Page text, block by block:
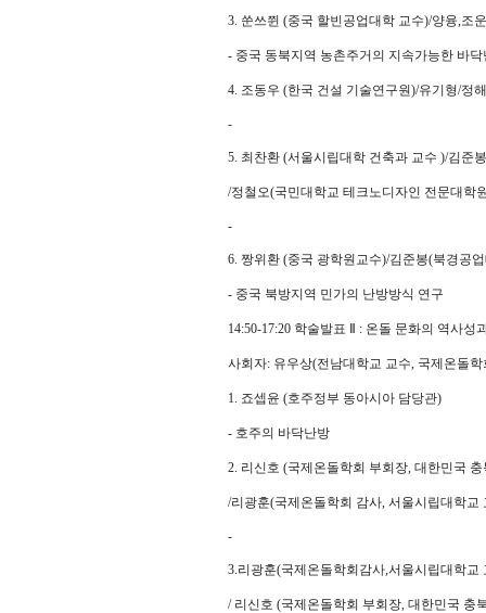
3. 쑨쓰쮠 (중국 할빈공업대학 교수)/양융,조
- 중국 동북지역 농촌주거의 지속가능한 바
4. 조동우 (한국 건설 기술연구원)/유기형/정
-
5. 최찬환 (서울시립대학 건축과 교수 )/김준
/정철오(국민대학교 테크노디자인 전문대학
-
6. 짱위환 (중국 광학원교수)/김준봉(북경공
- 중국 북방지역 민가의 난방방식 연구
14:50-17:20 학술발표 Ⅱ : 온돌 문화의 역사성
사회자: 유우상(전남대학교 교수, 국제온돌학
1. 죠셉윤 (호주정부 동아시아 담당관)
- 호주의 바닥난방
2. 리신호 (국제온돌학회 부회장, 대한민국
/리광훈(국제온돌학회 감사, 서울시립대학교
-
3.리광훈(국제온돌학회감사,서울시립대학
/ 리신호 (국제온돌학회 부회장, 대한민국 충